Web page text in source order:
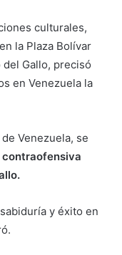
culturales,
la Plaza Bolívar
Gallo, precisó
en Venezuela la
Venezuela, se
contraofensiva
y éxito en